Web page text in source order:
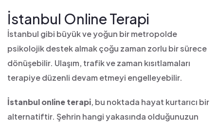
İstanbul Online Terapi
İstanbul gibi büyük ve yoğun bir metropolde
psikolojik destek almak çoğu zaman zorlu bir sürece
dönüşebilir. Ulaşım, trafik ve zaman kısıtlamaları
terapiye düzenli devam etmeyi engelleyebilir.
İstanbul online terapi, bu noktada hayat kurtarıcı bir
alternatiftir. Şehrin hangi yakasında olduğunuzun